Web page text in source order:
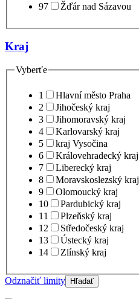
97
Žďár nad Sázavou
Kraj
Vyberťe
1
Hlavní město Praha
2
Jihočeský kraj
3
Jihomoravský kraj
4
Karlovarský kraj
5
kraj Vysočina
6
Královehradecký kraj
7
Liberecký kraj
8
Moravskoslezský kraj
9
Olomoucký kraj
10
Pardubický kraj
11
Plzeňský kraj
12
Středočeský kraj
13
Ústecký kraj
14
Zlínský kraj
Odznačiť limity Hľadať